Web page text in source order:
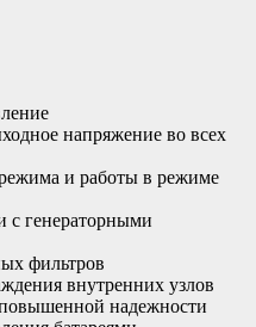
напряжение во всех
и работы в режиме
с генераторными
фильтров
внутренних узлов
надежности